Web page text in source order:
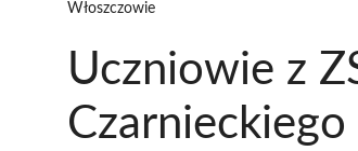
Włoszczowie
Uczniowie z